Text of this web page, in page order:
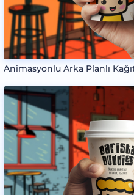
Animasyonlu Arka Planlı